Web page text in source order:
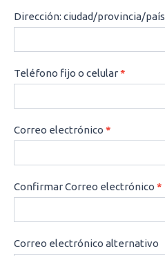
Dirección: ciudad/provincia/país
Teléfono fijo o celular*
Correo electrónico *
Confirmar Correo electrónico *
Correo electrónico alternativo